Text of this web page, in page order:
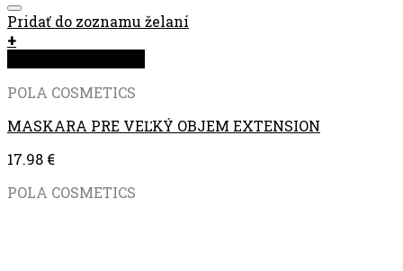
Pridať do zoznamu želaní
+
POLA COSMETICS
MASKARA PRE VEĽKÝ OBJEM EXTENSION
17.98 €
POLA COSMETICS